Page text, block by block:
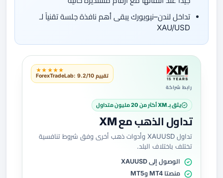
تداخل لندن–نيويورك يبقى أهم نافذة جلسة تقنياً لـ
XAU/USD
رابط شراكة
★★★★★
تقييم ForexTradeLab: 9.2/10
يثق بـ XM أكثر من 20 مليون متداول
تداول الذهب مع XM
تداول XAUUSD وأدوات ذهب أخرى وفق شروط تنافسية
تختلف باختلاف البلد.
الوصول إلى XAUUSD
منصتا MT4 وMT5